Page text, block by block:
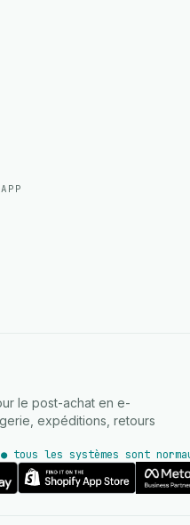
le post-achat en e-
expéditions, retours
● tous les systèmes sont